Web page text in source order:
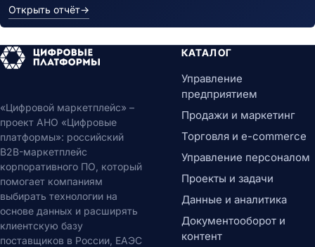
Открыть отчёт→
«Цифровой маркетплейс» –
проект АНО «Цифровые
платформы»: российский
B2B-маркетплейс
корпоративного ПО, который
помогает компаниям
выбирать технологии на
основе данных и расширять
клиентскую базу
поставщиков в России, ЕАЭС
КАТАЛОГ
Управление
предприятием
Продажи и маркетинг
Торговля и e-commerce
Управление персоналом
Проекты и задачи
Данные и аналитика
Документооборот и
контент